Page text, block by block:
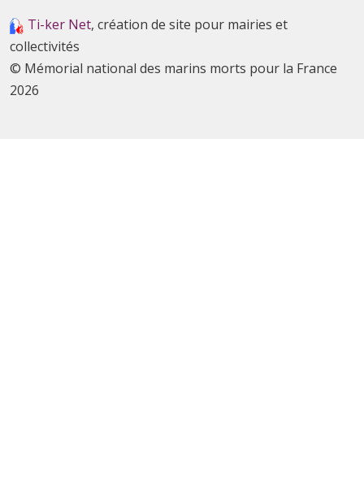
Ti-ker Net, création de site pour mairies et
collectivités
© Mémorial national des marins morts pour la France
2026